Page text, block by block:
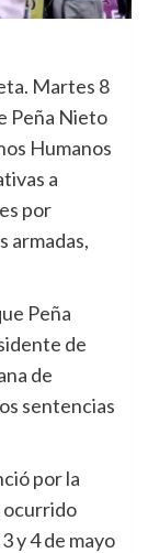
Martes 8
Peña Nieto
Humanos
a
por
armadas,
Peña
de
de
sentencias
por la
ocurrido
y 4 de mayo